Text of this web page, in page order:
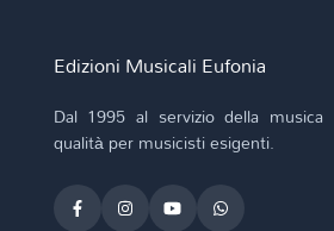
Edizioni Musicali Eufonia
Dal 1995 al servizio della musica
qualità per musicisti esigenti.